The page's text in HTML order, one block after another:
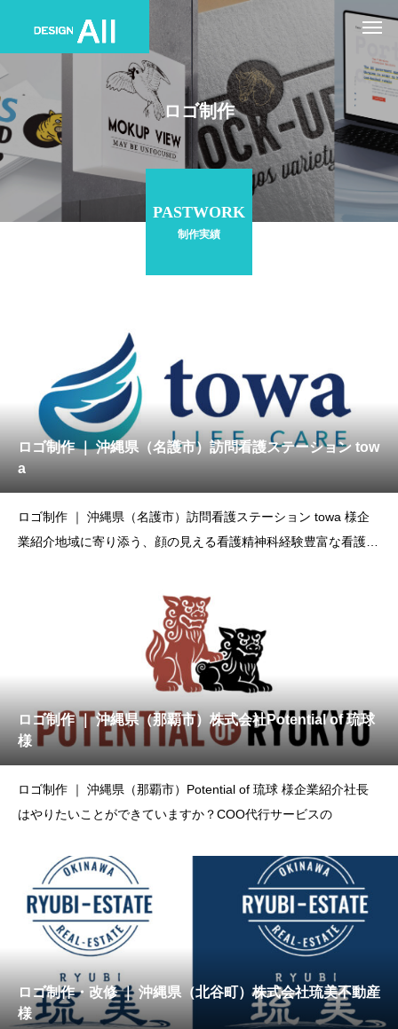
ロゴ制作
PASTWORK
制作実績
ロゴ制作 ｜ 沖縄県（名護市）訪問看護ステーション tow
a
ロゴ制作 ｜ 沖縄県（名護市）訪問看護ステーション towa 様企
業紹介地域に寄り添う、顔の見える看護精神科経験豊富な看護師
ロゴ制作 ｜ 沖縄県（那覇市）株式会社Potential of 琉球
様
ロゴ制作 ｜ 沖縄県（那覇市）Potential of 琉球 様企業紹介社長
はやりたいことができていますか？COO代行サービスの
ロゴ制作・改修 ｜ 沖縄県（北谷町）株式会社琉美不動産
様